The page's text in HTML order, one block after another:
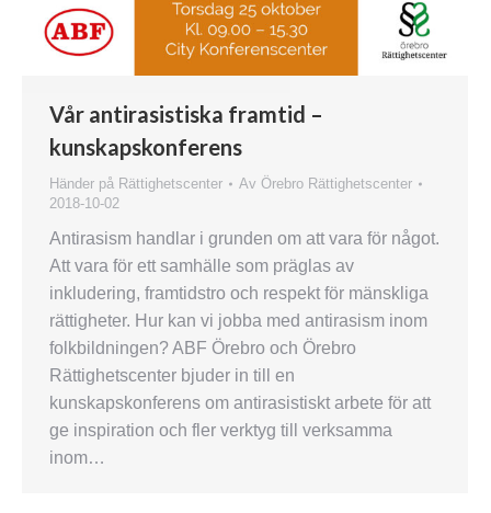
Vår antirasistiska framtid –
kunskapskonferens
Händer på Rättighetscenter Av Örebro Rättighetscenter
2018-10-02
Antirasism handlar i grunden om att vara för något.
Att vara för ett samhälle som präglas av
inkludering, framtidstro och respekt för mänskliga
rättigheter. Hur kan vi jobba med antirasism inom
folkbildningen? ABF Örebro och Örebro
Rättighetscenter bjuder in till en
kunskapskonferens om antirasistiskt arbete för att
ge inspiration och fler verktyg till verksamma
inom…